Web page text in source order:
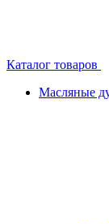
Каталог товаров
Масляные